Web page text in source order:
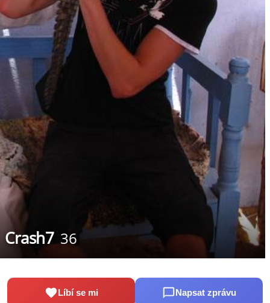
Crash7 36
Líbí se mi Napsat zprávu